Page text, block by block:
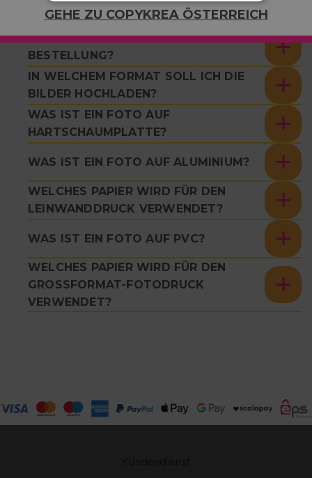
GEHE ZU COPYKREA ÖSTERREICH
WANN ERHALTE ICH MEINE
BESTELLUNG?
IN WELCHEM FORMAT SOLL ICH DIE
BILDER HOCHLADEN?
WAS IST EIN FOTO AUF
HARTSCHAUMPLATTE?
WAS IST EIN FOTO AUF ALUMINIUM?
WELCHES PAPIER WIRD FÜR DEN
LEINWANDDRUCK VERWENDET?
WAS IST EIN FOTO AUF PVC?
WELCHES PAPIER WIRD FÜR DEN
GROSSFORMAT-FOTODRUCK V
ERWENDET?